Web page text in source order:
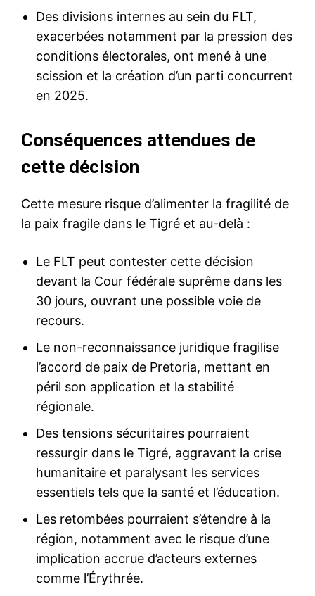
Des divisions internes au sein du FLT,
exacerbées notamment par la pression des
conditions électorales, ont mené à une
scission et la création d’un parti concurrent
en 2025.
Conséquences attendues de
cette décision
Cette mesure risque d’alimenter la fragilité de
la paix fragile dans le Tigré et au-delà :
Le FLT peut contester cette décision
devant la Cour fédérale suprême dans les
30 jours, ouvrant une possible voie de
recours.
Le non-reconnaissance juridique fragilise
l’accord de paix de Pretoria, mettant en
péril son application et la stabilité
régionale.
Des tensions sécuritaires pourraient
ressurgir dans le Tigré, aggravant la crise
humanitaire et paralysant les services
essentiels tels que la santé et l’éducation.
Les retombées pourraient s’étendre à la
région, notamment avec le risque d’une
implication accrue d’acteurs externes
comme l’Érythrée.